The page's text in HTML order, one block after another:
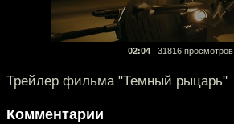
02:04 31816 просмотров
Трейлер фильма "Темный рыцарь"
Комментарии